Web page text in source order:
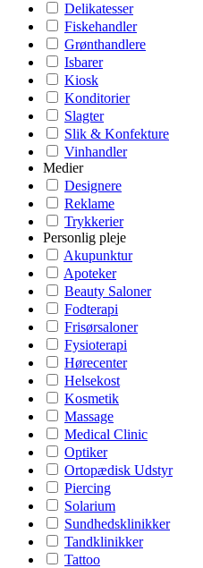
Delikatesser
Fiskehandler
Grønthandlere
Isbarer
Kiosk
Konditorier
Slagter
Slik & Konfekture
Vinhandler
Medier
Designere
Reklame
Trykkerier
Personlig pleje
Akupunktur
Apoteker
Beauty Saloner
Fodterapi
Frisørsaloner
Fysioterapi
Hørecenter
Helsekost
Kosmetik
Massage
Medical Clinic
Optiker
Ortopædisk Udstyr
Piercing
Solarium
Sundhedsklinikker
Tandklinikker
Tattoo